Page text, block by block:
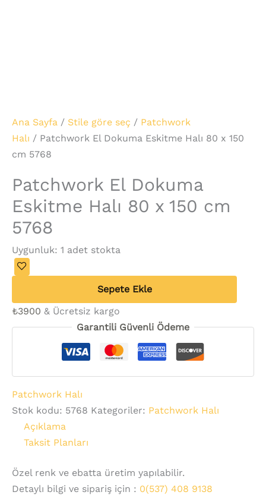
Ana Sayfa / Stile göre seç / Patchwork
Halı / Patchwork El Dokuma Eskitme Halı 80 x 150
cm 5768
Patchwork El Dokuma
Eskitme Halı 80 x 150 cm
5768
Uygunluk: 1 adet stokta
Sepete Ekle
₺3900 & Ücretsiz kargo
Garantili Güvenli Ödeme
Patchwork Halı
Stok kodu: 5768 Kategoriler: Patchwork Halı
Açıklama
Taksit Planları
Özel renk ve ebatta üretim yapılabilir.
Detaylı bilgi ve sipariş için : 0(537) 408 9138